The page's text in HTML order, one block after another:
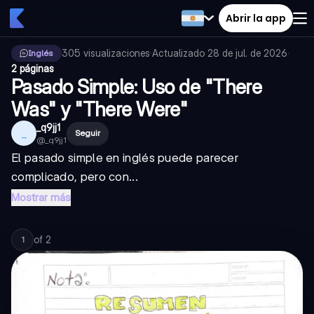
Abrir la app
Inglés 305 visualizaciones·Actualizado 28 de jul. de 2026·
2 páginas
Pasado Simple: Uso de "There
Was" y "There Were"
_q9jj1
@ _q9jj1
Seguir
El pasado simple en inglés puede parecer
complicado, pero con...
Mostrar más
1 of 2